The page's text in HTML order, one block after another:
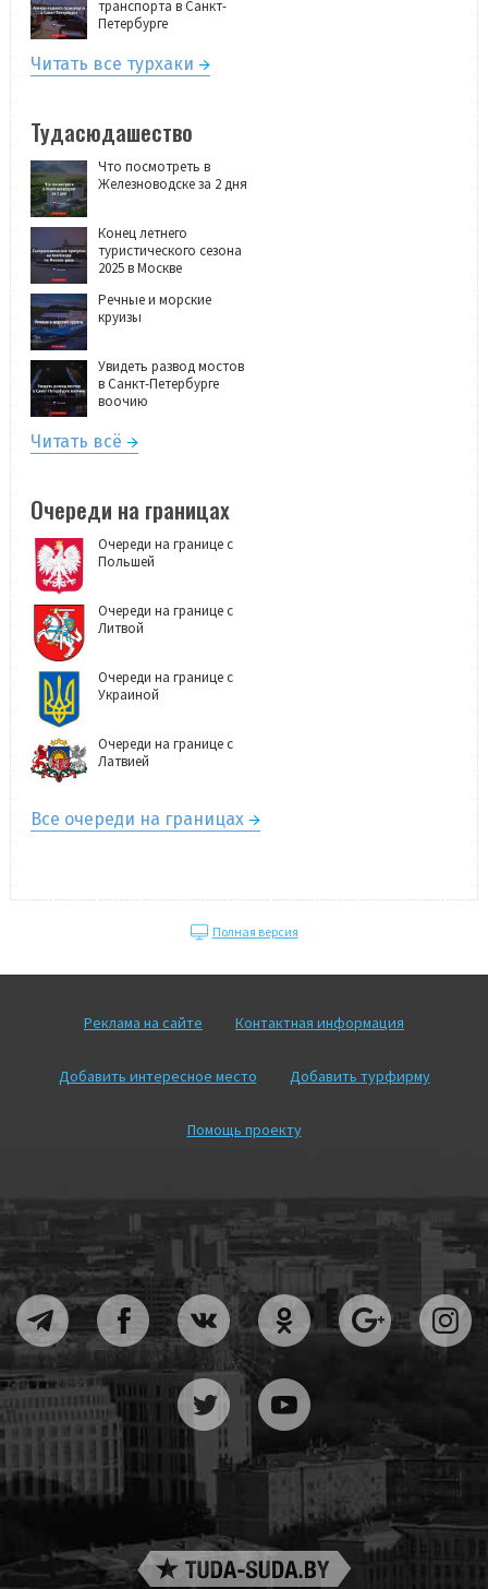
транспорта в Санкт-
Петербурге
Читать все турхаки
Тудасюдашество
Что посмотреть в
Железноводске за 2 дня
Конец летнего
туристического сезона
2025 в Москве
Речные и морские
круизы
Увидеть развод мостов
в Санкт-Петербурге
воочию
Читать всё
Очереди на границах
Очереди на границе с
Польшей
Очереди на границе с
Литвой
Очереди на границе с
Украиной
Очереди на границе с
Латвией
Все очереди на границах
Полная версия
Реклама на сайте Контактная информация
Добавить интересное место Добавить турфирму
Помощь проекту